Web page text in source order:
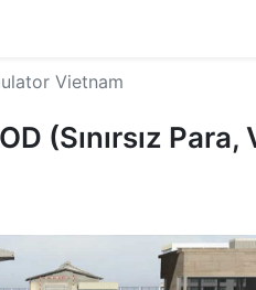
Vietnam
(Sınırsız Para,